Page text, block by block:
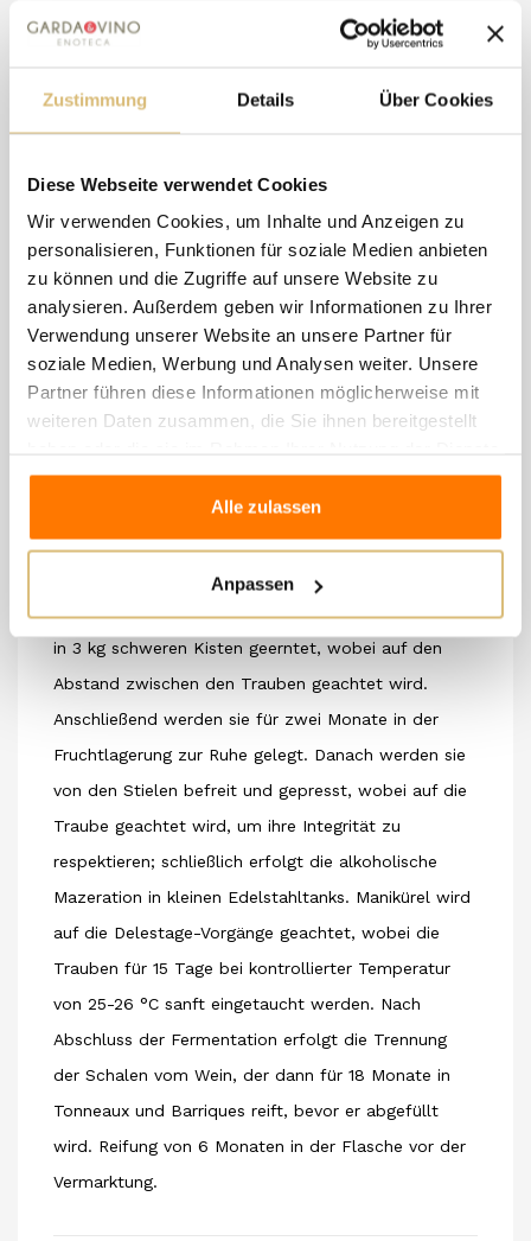
Zustimmung Details Über Cookies
Diese Webseite verwendet Cookies
Wir verwenden Cookies, um Inhalte und Anzeigen zu
personalisieren, Funktionen für soziale Medien anbieten
zu können und die Zugriffe auf unsere Website zu
analysieren. Außerdem geben wir Informationen zu Ihrer
Verwendung unserer Website an unsere Partner für
soziale Medien, Werbung und Analysen weiter. Unsere
Partner führen diese Informationen möglicherweise mit
weiteren Daten zusammen, die Sie ihnen bereitgestellt
gesammelt haben.
Alle zulassen
Anpassen
Wildfrüchten. Ausgewogen, voll, warm, mit würzigen
hergestellt aus einer edlen Rebsorte, zeigt sein
kieshaltigen Böden wie denen des oberen
Mantovano angebaut wird, wo der Cabernet „Val di
Pietra“ typische krautige Noten und zarte, würzige
und vanillige Aromen mit der Reifung entfaltet.
Strukturiert mit einer guten geschmacklich-
olfaktorischen Persistenz, die die bereits
wahrgenommenen Empfindungen hervorruft. Aus
den Weinbergen der Tenuta Maddalena, die sich in
Cabernet „Val di Pietra“, in einer pedoklimatischen
Zone und einem idealen Lebensraum für die Rebe.
Die gesündesten Trauben werden Ende September
in 3 kg schweren Kisten geerntet, wobei auf den
Abstand zwischen den Trauben geachtet wird.
Anschließend werden sie für zwei Monate in der
Fruchtlagerung zur Ruhe gelegt. Danach werden sie
von den Stielen befreit und gepresst, wobei auf die
Traube geachtet wird, um ihre Integrität zu
respektieren; schließlich erfolgt die alkoholische
Mazeration in kleinen Edelstahltanks. Manikürel wird
auf die Delestage-Vorgänge geachtet, wobei die
Trauben für 15 Tage bei kontrollierter Temperatur
von 25-26 °C sanft eingetaucht werden. Nach
Abschluss der Fermentation erfolgt die Trennung
der Schalen vom Wein, der dann für 18 Monate in
Tonneaux und Barriques reift, bevor er abgefüllt
wird. Reifung von 6 Monaten in der Flasche vor der
Vermarktung.